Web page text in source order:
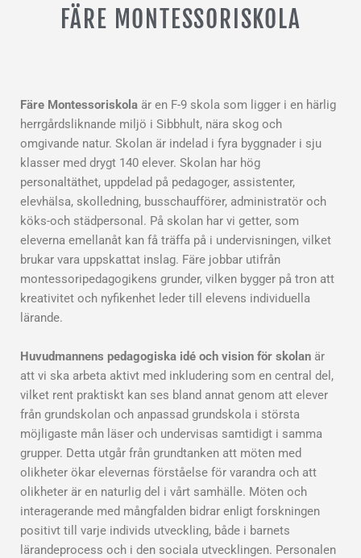
FÄRE MONTESSORISKOLA
Färe Montessoriskola är en F-9 skola som ligger i en härlig
herrgårdsliknande miljö i Sibbhult, nära skog och
omgivande natur. Skolan är indelad i fyra byggnader i sju
klasser med drygt 140 elever. Skolan har hög
personaltäthet, uppdelad på pedagoger, assistenter,
elevhälsa, skolledning, busschaufförer, administratör och
köks-och städpersonal. På skolan har vi getter, som
eleverna emellanåt kan få träffa på i undervisningen, vilket
brukar vara uppskattat inslag. Färe jobbar utifrån
montessoripedagogikens grunder, vilken bygger på tron att
kreativitet och nyfikenhet leder till elevens individuella
lärande.
Huvudmannens pedagogiska idé och vision för skolan är
att vi ska arbeta aktivt med inkludering som en central del,
vilket rent praktiskt kan ses bland annat genom att elever
från grundskolan och anpassad grundskola i största
möjligaste mån läser och undervisas samtidigt i samma
grupper. Detta utgår från grundtanken att möten med
olikheter ökar elevernas förståelse för varandra och att
olikheter är en naturlig del i vårt samhälle. Möten och
interagerande med mångfalden bidrar enligt forskningen
positivt till varje individs utveckling, både i barnets
lärandeprocess och i den sociala utvecklingen. Personalen